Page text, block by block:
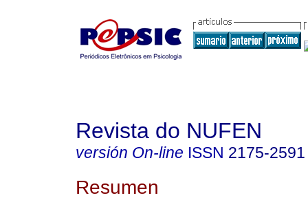
Revista do NUFEN
versión On-line ISSN 2175-2591
Resumen